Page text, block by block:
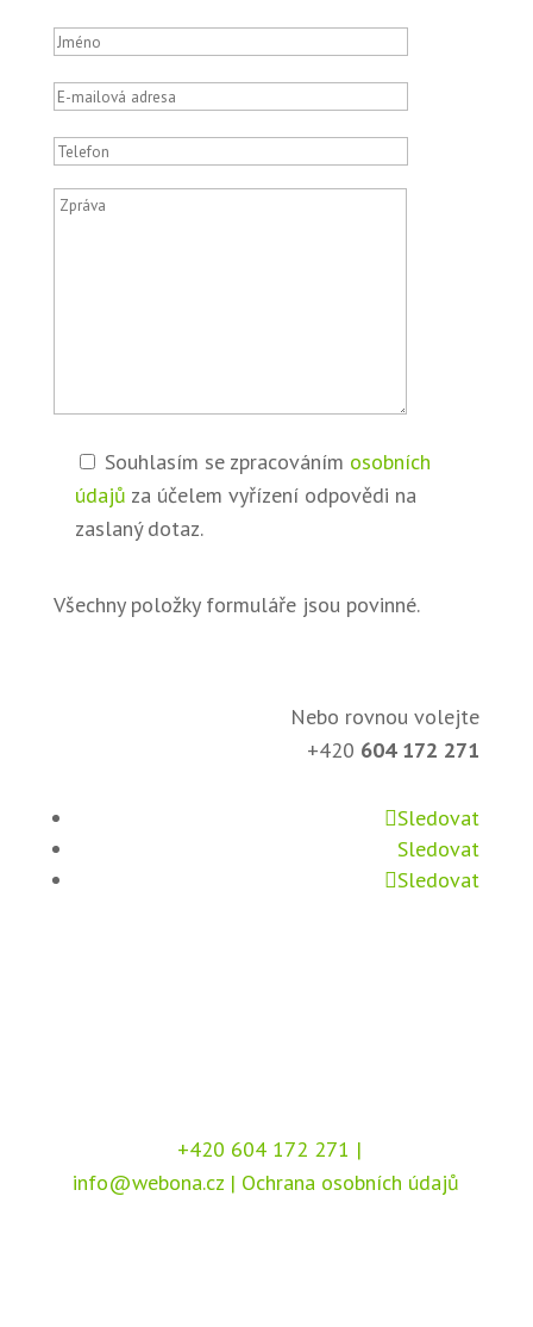
Souhlasím se zpracováním osobních
údajů za účelem vyřízení odpovědi na
zaslaný dotaz.
Všechny položky formuláře jsou povinné.
Nebo rovnou volejte
+420 604 172 271
Sledovat
Sledovat
Sledovat
+420 604 172 271 |
info@webona.cz | Ochrana osobních údajů